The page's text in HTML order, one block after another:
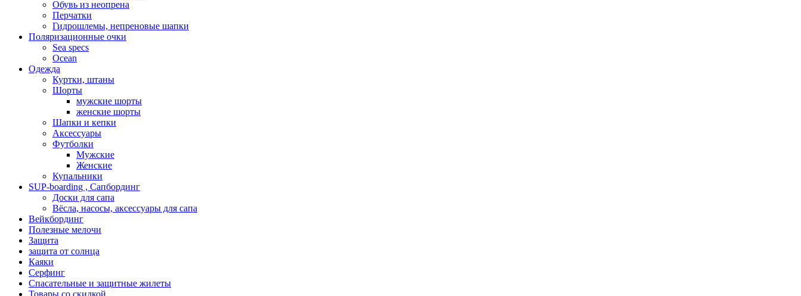
Обувь из неопрена
Перчатки
Гидрошлемы, непреновые шапки
Поляризационные очки
Sea specs
Ocean
Одежда
Куртки, штаны
Шорты
мужские шорты
женские шорты
Шапки и кепки
Аксессуары
Футболки
Мужские
Женские
Купальники
SUP-boarding , Сапбординг
Доски для сапа
Вёсла, насосы, аксессуары для сапа
Вейкбординг
Полезные мелочи
Защита
защита от солнца
Каяки
Серфинг
Спасательные и защитные жилеты